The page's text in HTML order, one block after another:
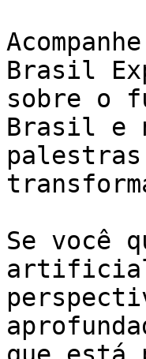
Brasil
sobre o
Brasil e
Se você
artificial